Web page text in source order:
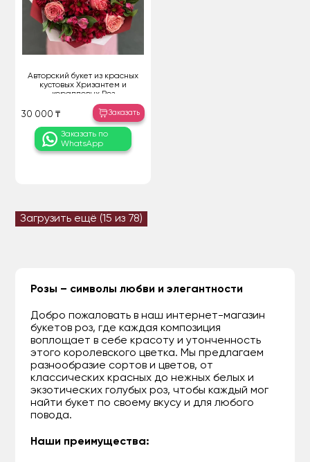
Авторский букет из красных
кустовых Хризантем и
коралловых Роз
30 000 ₸ Заказать
Заказать по
WhatsApp
Загрузить ещё (15 из 78)
Розы – символы любви и элегантности
Добро пожаловать в наш интернет-магазин
букетов роз, где каждая композиция
воплощает в себе красоту и утонченность
этого королевского цветка. Мы предлагаем
разнообразие сортов и цветов, от
классических красных до нежных белых и
экзотических голубых роз, чтобы каждый мог
найти букет по своему вкусу и для любого
повода.
Наши преимущества: